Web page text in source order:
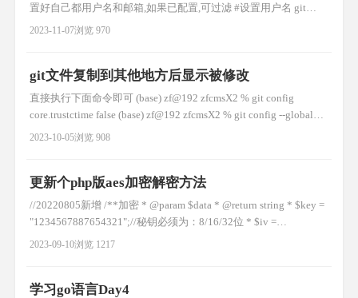
置好自己都用户名和邮箱,如果已配置,可过滤 #设置用户名 git
config --global user.name "子枫" # 设置邮箱 git config --global
2023-11-07浏览 970
git文件复制到其他地方后显示被修改
直接执行下面命令即可 (base) zf@192 zfcmsX2 % git config
core.trustctime false (base) zf@192 zfcmsX2 % git config --global
core.autocrlf input (base) zf@192 zfcmsX2 % git config --add core.fi
2023-10-05浏览 908
更新个php版aes加密解密方法
//20220805新增 /**加密 * @param $data * @return string * $key =
"1234567887654321";//秘钥必须为：8/16/32位 * $iv =
"1234567887654321"; */ if (!function_exists('aes_encrypt')) {
2023-09-10浏览 1217
学习go语言Day4